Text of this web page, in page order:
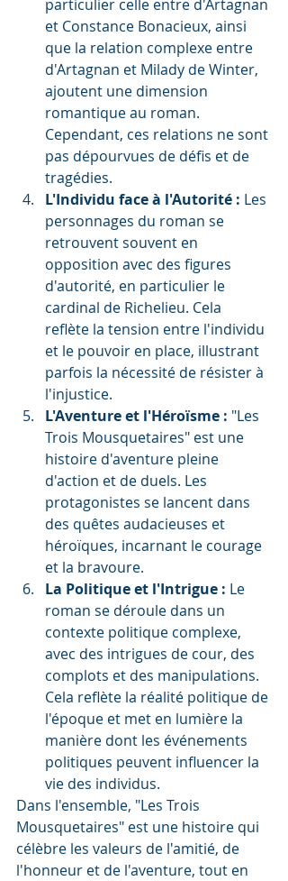
particulier celle entre d'Artagnan
et Constance Bonacieux, ainsi
que la relation complexe entre
d'Artagnan et Milady de Winter,
ajoutent une dimension
romantique au roman.
Cependant, ces relations ne sont
pas dépourvues de défis et de
tragédies.
L'Individu face à l'Autorité : Les
personnages du roman se
retrouvent souvent en
opposition avec des figures
d'autorité, en particulier le
cardinal de Richelieu. Cela
reflète la tension entre l'individu
et le pouvoir en place, illustrant
parfois la nécessité de résister à
l'injustice.
L'Aventure et l'Héroïsme : "Les
Trois Mousquetaires" est une
histoire d'aventure pleine
d'action et de duels. Les
protagonistes se lancent dans
des quêtes audacieuses et
héroïques, incarnant le courage
et la bravoure.
La Politique et l'Intrigue : Le
roman se déroule dans un
contexte politique complexe,
avec des intrigues de cour, des
complots et des manipulations.
Cela reflète la réalité politique de
l'époque et met en lumière la
manière dont les événements
politiques peuvent influencer la
vie des individus.
Dans l'ensemble, "Les Trois
Mousquetaires" est une histoire qui
célèbre les valeurs de l'amitié, de
l'honneur et de l'aventure, tout en